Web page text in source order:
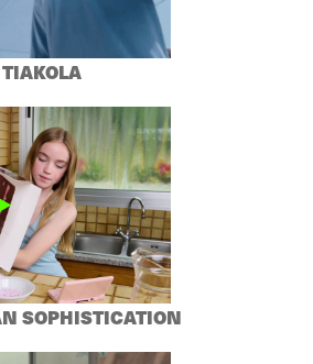
SOPHISTICATION